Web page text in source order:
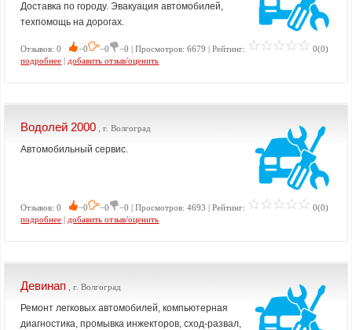
Доставка по городу. Эвакуация автомобилей,
техпомощь на дорогах.
Отзывов: 0 −0 −0 −0 | Просмотров: 6679 | Рейтинг:
0(0)
подробнее | добавить отзыв/оценить
Водолей 2000 , г. Волгоград
Автомобильный сервис.
Отзывов: 0 −0 −0 −0 | Просмотров: 4693 | Рейтинг:
0(0)
подробнее | добавить отзыв/оценить
Девинап , г. Волгоград
Ремонт легковых автомобилей, компьютерная
диагностика, промывка инжекторов, сход-развал,